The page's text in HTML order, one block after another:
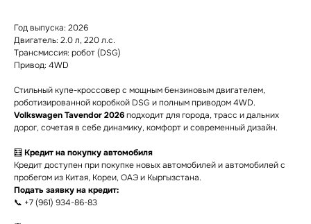
Год выпуска: 2026
Двигатель: 2.0 л, 220 л.с.
Трансмиссия: робот (DSG)
Привод: 4WD
Стильный купе-кроссовер с мощным бензиновым двигателем,
роботизированной коробкой DSG и полным приводом 4WD.
Volkswagen Tavendor 2026подходит для города, трасс и дальних
дорог, сочетая в себе динамику, комфорт и современный дизайн.
🧮 Кредит на покупку автомобиля
Кредит доступен при покупке новых автомобилей и автомобилей с
пробегом из Китая, Кореи, ОАЭ и Кыргызстана.
Подать заявку на кредит:
📞 +7 (961) 934-86-83